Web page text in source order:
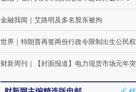
金融我闻 ｜ 艾路明及多名股东被拘
世界 ｜ 特朗普再签两份行政令限制出生公民权
财新周刊 ｜ 【封面报道】电力现货市场元年